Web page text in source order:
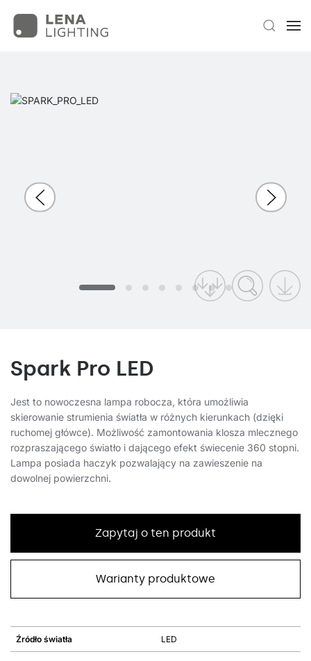
Spark Pro LED
Jest to nowoczesna lampa robocza, która umożliwia
skierowanie strumienia światła w różnych kierunkach (dzięki
ruchomej główce). Możliwość zamontowania klosza mlecznego
rozpraszającego światło i dającego efekt świecenie 360 stopni.
Lampa posiada haczyk pozwalający na zawieszenie na
dowolnej powierzchni.
Zapytaj o ten produkt
Warianty produktowe
Źródło światła LED